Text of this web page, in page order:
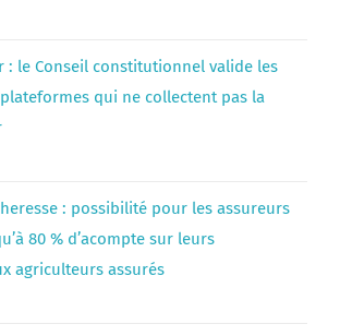
: le Conseil constitutionnel valide les
qui ne collectent pas la
: possibilité pour les assureurs
80 % d’acompte sur leurs
agriculteurs assurés